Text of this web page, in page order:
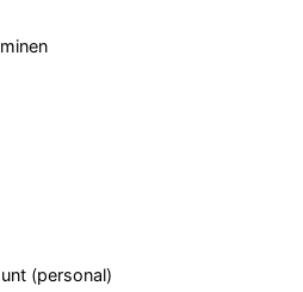
(personal)